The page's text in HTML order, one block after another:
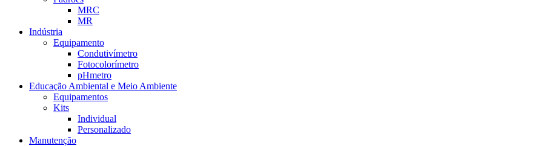
MRC
MR
Indústria
Equipamento
Condutivímetro
Fotocolorímetro
pHmetro
Educação Ambiental e Meio Ambiente
Equipamentos
Kits
Individual
Personalizado
Manutenção